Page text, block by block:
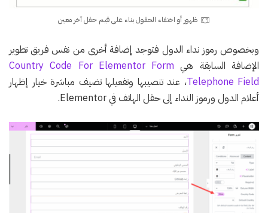
ظهور أو اختفاء الحقول بناء على قيم حقل آخر معين
وبخصوص رموز نداء الدول فتوجد إضافة أخرى من نفس فريق تطوير
الإضافة السابقة هي Country Code For Elementor Form
Telephone Field، عند تنصيبها وتفعيلها تضيف مباشرة خيار إظهار
أعلام الدول ورموز النداء إلى حقل الهاتف في Elementor.